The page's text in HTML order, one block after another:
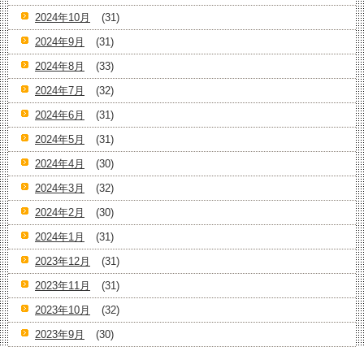
2024年10月
(31)
2024年9月
(31)
2024年8月
(33)
2024年7月
(32)
2024年6月
(31)
2024年5月
(31)
2024年4月
(30)
2024年3月
(32)
2024年2月
(30)
2024年1月
(31)
2023年12月
(31)
2023年11月
(31)
2023年10月
(32)
2023年9月
(30)